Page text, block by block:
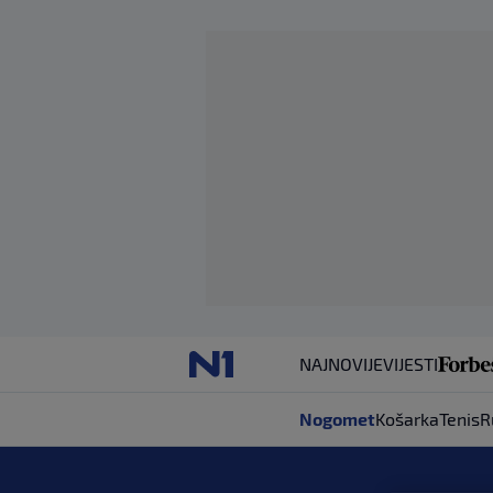
NAJNOVIJEVIJESTI
NogometKošarkaTenis